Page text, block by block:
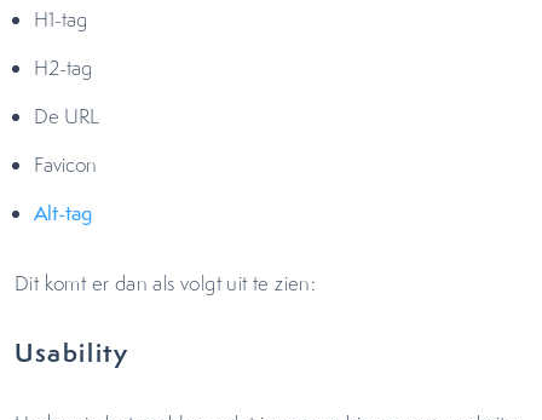
H1-tag
H2-tag
De URL
Favicon
Alt-tag
Dit komt er dan als volgt uit te zien:
Usability